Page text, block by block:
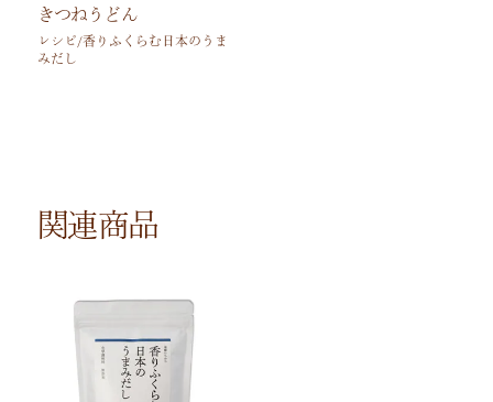
きつねうどん
レシピ/香りふくらむ日本のうま
みだし
関連商品